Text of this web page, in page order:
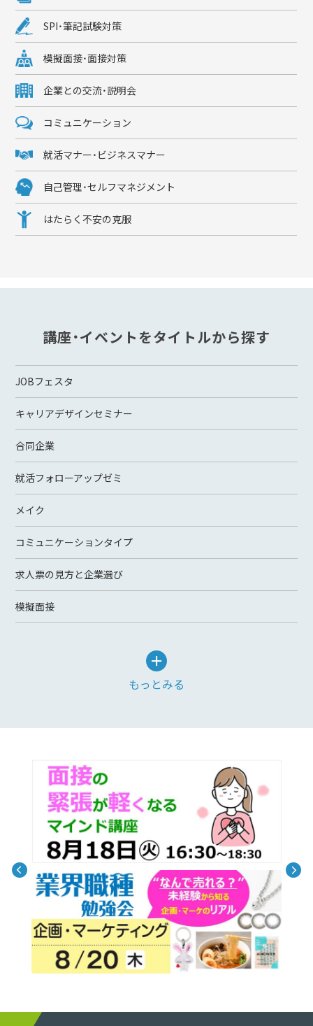
SPI・筆記試験対策
模擬面接・面接対策
企業との交流・説明会
コミュニケーション
就活マナー・ビジネスマナー
自己管理・セルフマネジメント
はたらく不安の克服
講座・イベントをタイトルから探す
JOBフェスタ
キャリアデザインセミナー
合同企業
就活フォローアップゼミ
メイク
コミュニケーションタイプ
求人票の見方と企業選び
模擬面接
もっとみる